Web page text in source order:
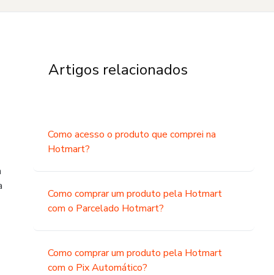
Artigos relacionados
Como acesso o produto que comprei na
Hotmart?
Como comprar um produto pela Hotmart
com o Parcelado Hotmart?
Como comprar um produto pela Hotmart
com o Pix Automático?